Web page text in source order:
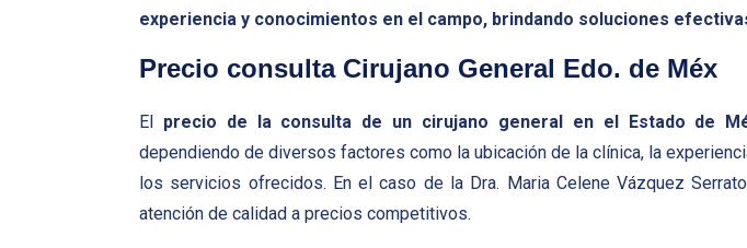
experiencia y conocimientos en el campo, brindando soluciones
Precio consulta Cirujano General Edo. de Méx
El precio de la consulta de un cirujano general en el Estado de
dependiendo de diversos factores como la ubicación de la clínica, la
los servicios ofrecidos. En el caso de la Dra. Maria Celene Vázquez
atención de calidad a precios competitivos.